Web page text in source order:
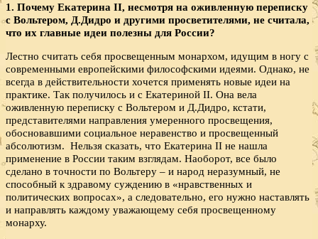
1. Почему Екатерина II, несмотря на оживленную переписку
с Вольтером, Д.Дидро и другими просветителями, не считала,
что их главные идеи полезны для России?
Лестно считать себя просвещенным монархом, идущим в ногу с
современными европейскими философскими идеями. Однако, не
всегда в действительности хочется применять новые идеи на
практике. Так получилось и с Екатериной II. Она вела
оживленную переписку с Вольтером и Д.Дидро, кстати,
представителями направления умеренного просвещения,
обосновавшими социальное неравенство и просвещенный
абсолютизм. Нельзя сказать, что Екатерина II не нашла
применение в России таким взглядам. Наоборот, все было
сделано в точности по Вольтеру – и народ неразумный, не
способный к здравому суждению в «нравственных и
политических вопросах», а следовательно, его нужно наставлять
и направлять каждому уважающему себя просвещенному
монарху.